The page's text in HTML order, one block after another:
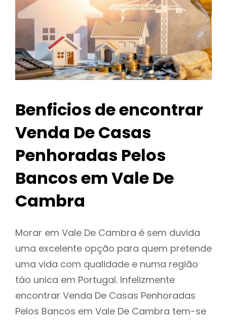
Benficios de encontrar
Venda De Casas
Penhoradas Pelos
Bancos em Vale De
Cambra
Morar em Vale De Cambra é sem duvida
uma excelente opção para quem pretende
uma vida com qualidade e numa região
táo unica em Portugal. Infelizmente
encontrar Venda De Casas Penhoradas
Pelos Bancos em Vale De Cambra tem-se